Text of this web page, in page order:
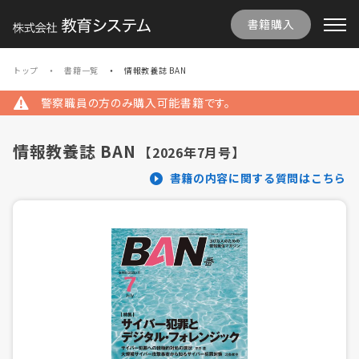
書籍購入
トップ 書籍一覧 情報教養誌 BAN
警察職員の方のみ購入可能書籍です。
情報教養誌 BAN 【2026年7月号】
書籍の内容に関する質問はこちら